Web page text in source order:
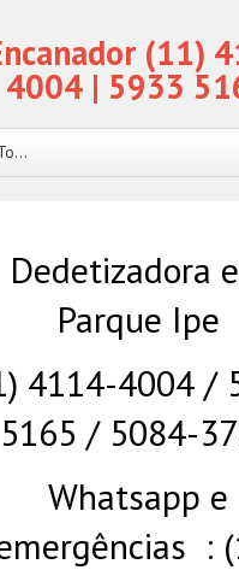
(11)
4004 | 5933
Dedetizadora
Parque Ipe
4114-4004 /
5165 / 5084-
Whatsapp e
: